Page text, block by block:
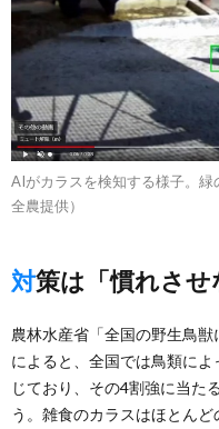
AIがカラスを検知する様子。
全農提供）
対策は「慣れさ
農林水産省「全国の野生鳥獣
によると、全国では鳥類に
じており、その4割強に当た
う。雑食のカラスはほとん